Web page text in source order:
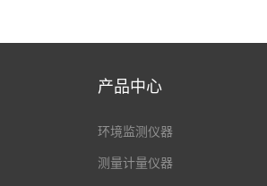
产品中心
环境监测仪器
测量计量仪器